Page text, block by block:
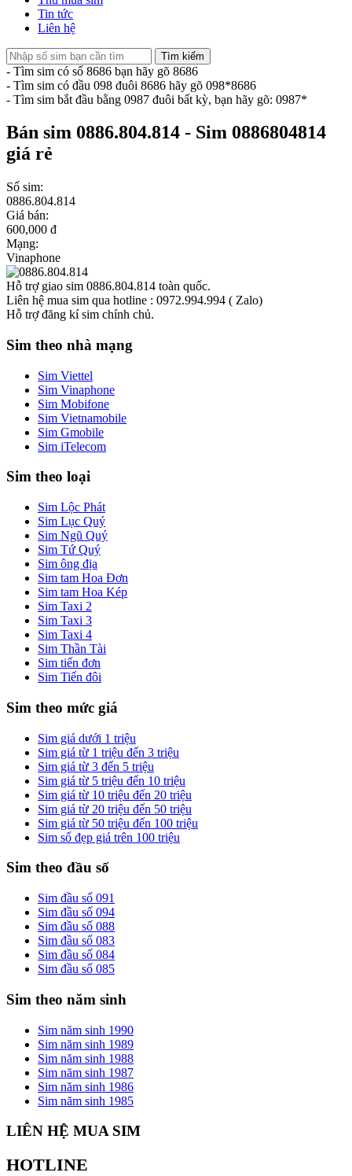
Tin tức
Liên hệ
Tìm kiếm
- Tìm sim có số 8686 bạn hãy gõ 8686
- Tìm sim có đầu 098 đuôi 8686 hãy gõ 098*8686
- Tìm sim bắt đầu bằng 0987 đuôi bất kỳ, bạn hãy gõ: 0987*
Bán sim 0886.804.814 - Sim 0886804814
giá rẻ
Số sim:
0886.804.814
Giá bán:
600,000 đ
Mạng:
Vinaphone
Hỗ trợ giao sim 0886.804.814 toàn quốc.
Liên hệ mua sim qua hotline : 0972.994.994 ( Zalo)
Hỗ trợ đăng kí sim chính chủ.
Sim theo nhà mạng
Sim Viettel
Sim Vinaphone
Sim Mobifone
Sim Vietnamobile
Sim Gmobile
Sim iTelecom
Sim theo loại
Sim Lộc Phát
Sim Lục Quý
Sim Ngũ Quý
Sim Tứ Quý
Sim ông địa
Sim tam Hoa Đơn
Sim tam Hoa Kép
Sim Taxi 2
Sim Taxi 3
Sim Taxi 4
Sim Thần Tài
Sim tiến đơn
Sim Tiến đôi
Sim theo mức giá
Sim giá dưới 1 triệu
Sim giá từ 1 triệu đến 3 triệu
Sim giá từ 3 đến 5 triệu
Sim giá từ 5 triệu đến 10 triệu
Sim giá từ 10 triệu đến 20 triệu
Sim giá từ 20 triệu đến 50 triệu
Sim giá từ 50 triệu đến 100 triệu
Sim số đẹp giá trên 100 triệu
Sim theo đầu số
Sim đầu số 091
Sim đầu số 094
Sim đầu số 088
Sim đầu số 083
Sim đầu số 084
Sim đầu số 085
Sim theo năm sinh
Sim năm sinh 1990
Sim năm sinh 1989
Sim năm sinh 1988
Sim năm sinh 1987
Sim năm sinh 1986
Sim năm sinh 1985
LIÊN HỆ MUA SIM
HOTLINE